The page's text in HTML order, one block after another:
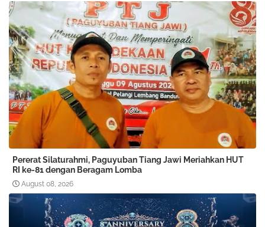
Pererat Silaturahmi, Paguyuban Tiang Jawi Meriahkan HUT
RI ke-81 dengan Beragam Lomba
August 08, 2026